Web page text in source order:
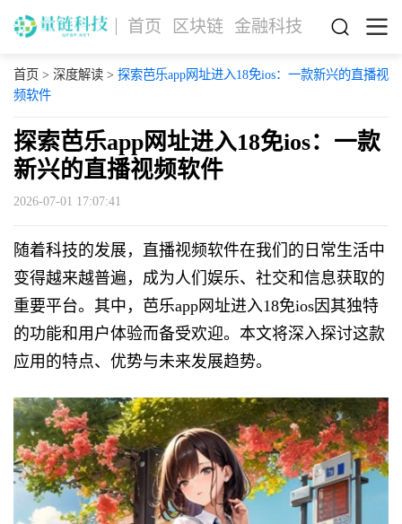
首页 区块链 金融科技
首页 > 深度解读> 探索芭乐app网址进入18免ios：一款新兴的直播视
频软件
探索芭乐app网址进入18免ios：一款
新兴的直播视频软件
2026-07-01 17:07:41
随着科技的发展，直播视频软件在我们的日常生活中
变得越来越普遍，成为人们娱乐、社交和信息获取的
重要平台。其中，芭乐app网址进入18免ios因其独特
的功能和用户体验而备受欢迎。本文将深入探讨这款
应用的特点、优势与未来发展趋势。